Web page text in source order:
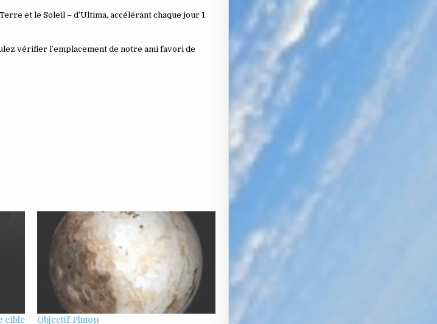
et le Soleil – d’Ultima, accélérant chaque jour 1
vérifier l’emplacement de notre ami favori de
cible
Objectif Pluton